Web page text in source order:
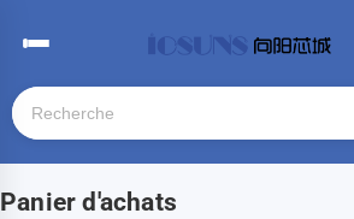
Panier d'achats